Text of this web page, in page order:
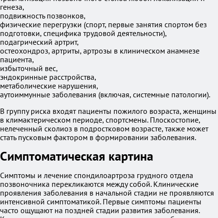
генеза,
подвижность позвонков,
физические перегрузки (спорт, первые занятия спортом без
подготовки, специфика трудовой деятельности),
подагрический артрит,
остеохондроз, артриты, артрозы в клиническом анамнезе
пациента,
избыточный вес,
эндокринные расстройства,
метаболические нарушения,
аутоиммунные заболевания (включая, системные патологии).
В группу риска входят пациенты пожилого возраста, женщины
в климактерическом периоде, спортсмены. Плоскостопие,
нелеченный сколиоз в подростковом возрасте, также может
стать пусковым фактором в формировании заболевания.
Симптоматическая картина
Симптомы и лечение спондилоартроза грудного отдела
позвоночника перекликаются между собой. Клинические
проявления заболевания в начальной стадии не проявляются
интенсивной симптоматикой. Первые симптомы пациенты
часто ощущают на поздней стадии развития заболевания.